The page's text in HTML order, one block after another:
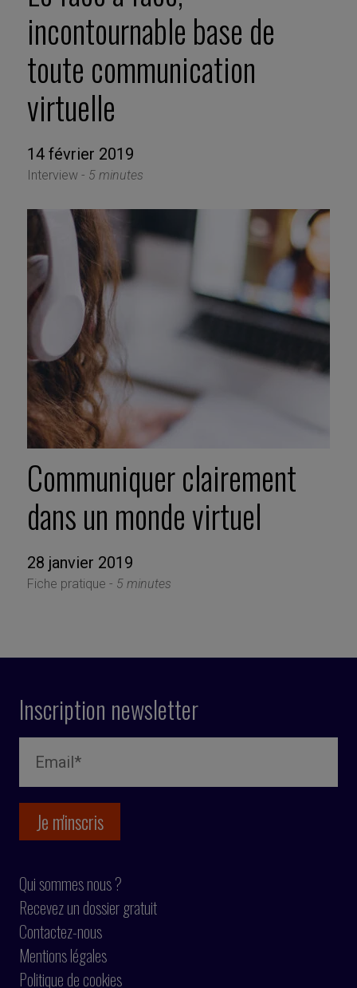
incontournable base de
toute communication
virtuelle
14 février 2019
Interview - 5 minutes
Communiquer clairement
dans un monde virtuel
28 janvier 2019
Fiche pratique - 5 minutes
Inscription newsletter
Qui sommes nous ?
Recevez un dossier gratuit
Contactez-nous
Mentions légales
Politique de cookies